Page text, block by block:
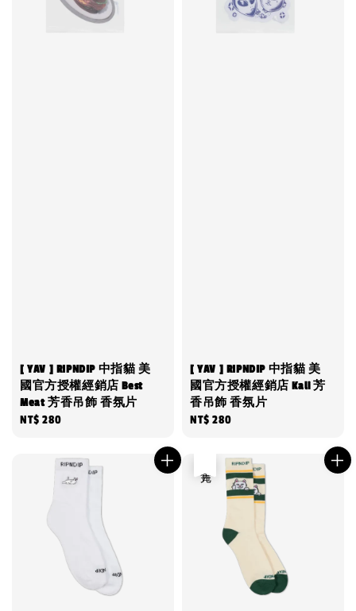
[ YAV ] RIPNDIP 中指貓 美
國官方授權經銷店 Best
Meat 芳香吊飾 香氛片
Regular
NT$ 280
[ YAV ] RIPNDIP 中指貓 美
國官方授權經銷店 Kali 芳
香吊飾 香氛片
Regular
NT$ 280